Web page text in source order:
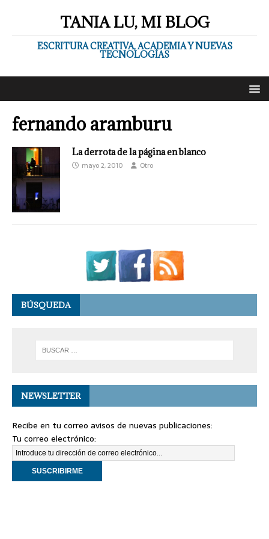
TANIA LU, MI BLOG
ESCRITURA CREATIVA, ACADEMIA Y NUEVAS
TECNOLOGÍAS
fernando aramburu
La derrota de la página en blanco
mayo 2, 2010 Otro
BÚSQUEDA
NEWSLETTER
Recibe en tu correo avisos de nuevas publicaciones:
Tu correo electrónico: